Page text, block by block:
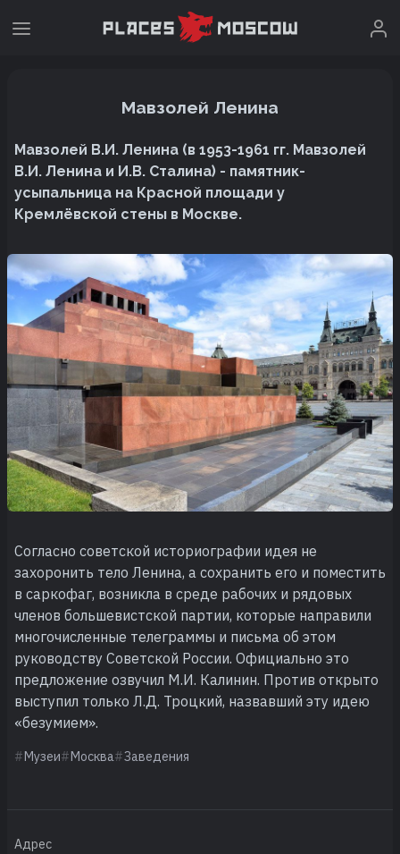
Мавзолей Ленина
Мавзолей В.И. Ленина (в 1953-1961 гг. Мавзолей
В.И. Ленина и И.В. Сталина) - памятник-
усыпальница на Красной площади у
Кремлёвской стены в Москве.
Согласно советской историографии идея не
захоронить тело Ленина, а сохранить его и поместить
в саркофаг, возникла в среде рабочих и рядовых
членов большевистской партии, которые направили
многочисленные телеграммы и письма об этом
руководству Советской России. Официально это
предложение озвучил М.И. Калинин. Против открыто
выступил только Л.Д. Троцкий, назвавший эту идею
«безумием».
Музеи Москва Заведения
Адрес